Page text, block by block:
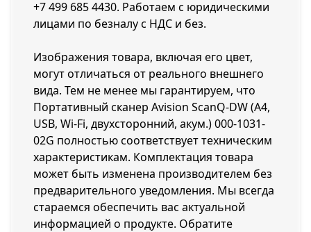
+7 499 685 4430. Работаем с юридическими
лицами по безналу с НДС и без.
Изображения товара, включая его цвет,
могут отличаться от реального внешнего
вида. Тем не менее мы гарантируем, что
Портативный сканер Avision ScanQ-DW (А4,
USB, Wi-Fi, двухсторонний, акум.) 000-1031-
02G полностью соответствует техническим
характеристикам. Комплектация товара
может быть изменена производителем без
предварительного уведомления. Мы всегда
стараемся обеспечить вас актуальной
информацией о продукте. Обратите